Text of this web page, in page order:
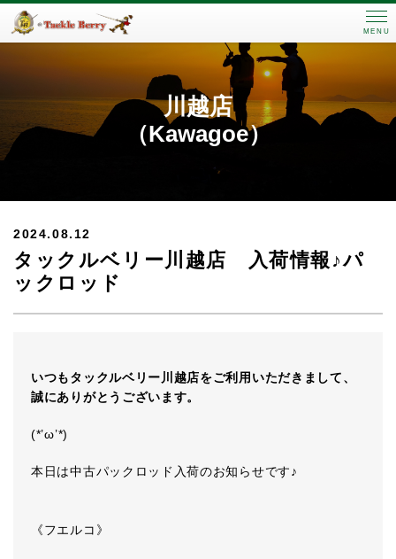
MENU
川越店
（Kawagoe）
2024.08.12
タックルベリー川越店 入荷情報♪パ
ックロッド
いつもタックルベリー川越店をご利用いただきまして、
誠にありがとうございます。
(*’ω’*)
本日は中古パックロッド入荷のお知らせです♪
《フエルコ》